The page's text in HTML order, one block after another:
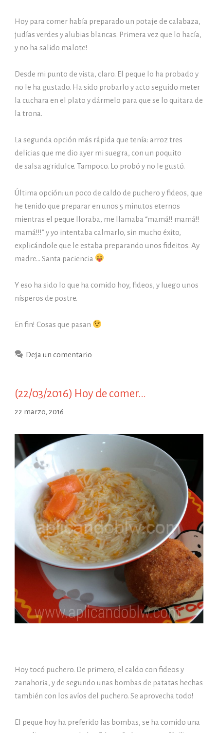
Hoy para comer había preparado un potaje de calabaza,
judías verdes y alubias blancas. Primera vez que lo hacía,
y no ha salido malote!
Desde mi punto de vista, claro. El peque lo ha probado y
no le ha gustado. Ha sido probarlo y acto seguido meter
la cuchara en el plato y dármelo para que se lo quitara de
la trona.
La segunda opción más rápida que tenía: arroz tres
delicias que me dio ayer mi suegra, con un poquito
de salsa agridulce. Tampoco. Lo probó y no le gustó.
Última opción: un poco de caldo de puchero y fideos, que
he tenido que preparar en unos 5 minutos eternos
mientras el peque lloraba, me llamaba “mamá!! mamá!!
mamá!!!” y yo intentaba calmarlo, sin mucho éxito,
explicándole que le estaba preparando unos fideitos. Ay
madre… Santa paciencia
Y eso ha sido lo que ha comido hoy, fideos, y luego unos
nísperos de postre.
En fin! Cosas que pasan
Deja un comentario
(22/03/2016) Hoy de comer…
22 marzo, 2016
Hoy tocó puchero. De primero, el caldo con fideos y
zanahoria, y de segundo unas bombas de patatas hechas
también con los avíos del puchero. Se aprovecha todo!
El peque hoy ha preferido las bombas, se ha comido una